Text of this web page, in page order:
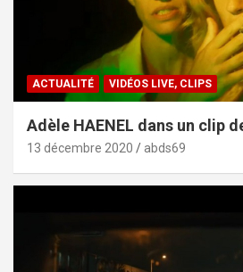
ACTUALITÉ VIDÉOS LIVE, CLIPS
Adèle HAENEL dans un clip
13 décembre 2020 abds69